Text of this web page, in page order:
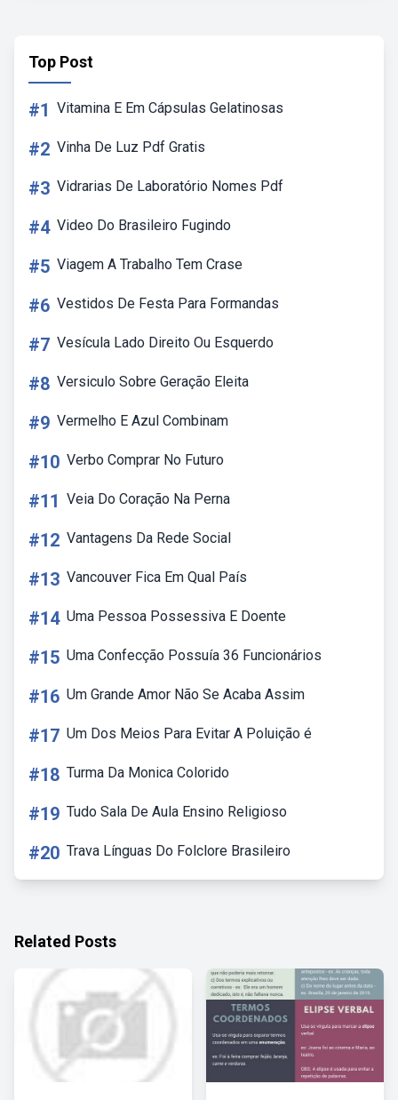
Top Post
#1 Vitamina E Em Cápsulas Gelatinosas
#2 Vinha De Luz Pdf Gratis
#3 Vidrarias De Laboratório Nomes Pdf
#4 Video Do Brasileiro Fugindo
#5 Viagem A Trabalho Tem Crase
#6 Vestidos De Festa Para Formandas
#7 Vesícula Lado Direito Ou Esquerdo
#8 Versiculo Sobre Geração Eleita
#9 Vermelho E Azul Combinam
#10 Verbo Comprar No Futuro
#11 Veia Do Coração Na Perna
#12 Vantagens Da Rede Social
#13 Vancouver Fica Em Qual País
#14 Uma Pessoa Possessiva E Doente
#15 Uma Confecção Possuía 36 Funcionários
#16 Um Grande Amor Não Se Acaba Assim
#17 Um Dos Meios Para Evitar A Poluição é
#18 Turma Da Monica Colorido
#19 Tudo Sala De Aula Ensino Religioso
#20 Trava Línguas Do Folclore Brasileiro
Related Posts